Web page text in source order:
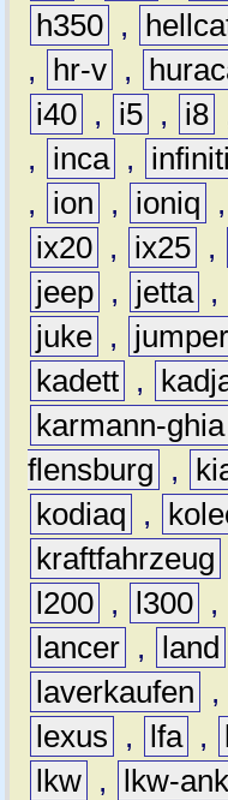
h350 ,
,
hr-v ,
i40 , i5 , i8
,
inca , infiniti
,
ion , ioniq ,
ix20 , ix25 ,
jeep , jetta ,
juke , jumper
kadett ,
karmann-ghia
flensburg
,
kodiaq
,
kraftfahrzeug
l200 , l300 ,
lancer , land
laverkaufen
,
lexus
, lfa ,
lkw , lkw-